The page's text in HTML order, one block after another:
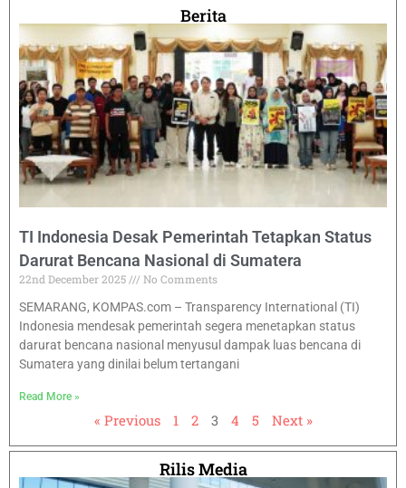
Berita
TI Indonesia Desak Pemerintah Tetapkan Status
Darurat Bencana Nasional di Sumatera
22nd December 2025
No Comments
SEMARANG, KOMPAS.com – Transparency International (TI)
Indonesia mendesak pemerintah segera menetapkan status
darurat bencana nasional menyusul dampak luas bencana di
Sumatera yang dinilai belum tertangani
Read More »
« Previous 1 2 3 4 5 Next »
Rilis Media